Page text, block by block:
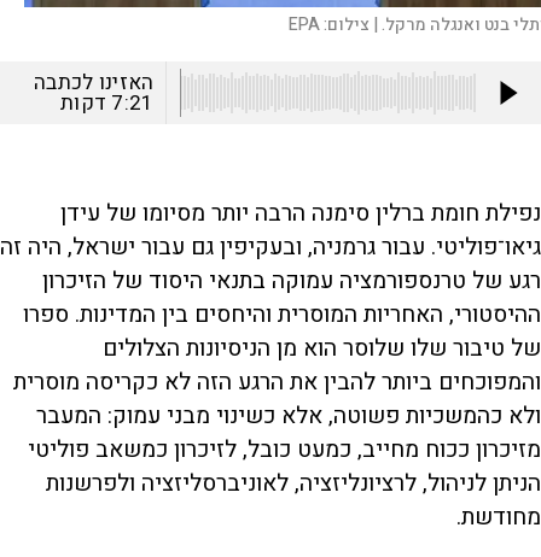
בנט ואנגלה מרקל. | צילום:EPA
האזינו לכתבה
7:21 דקות
נפילת חומת ברלין סימנה הרבה יותר מסיומו של עידן
גיאו־פוליטי. עבור גרמניה, ובעקיפין גם עבור ישראל, היה זה
רגע של טרנספורמציה עמוקה בתנאי היסוד של הזיכרון
ההיסטורי, האחריות המוסרית והיחסים בין המדינות. ספרו
של טיבור שלו שלוסר הוא מן הניסיונות הצלולים
והמפוכחים ביותר להבין את הרגע הזה לא כקריסה מוסרית
ולא כהמשכיות פשוטה, אלא כשינוי מבני עמוק: המעבר
מזיכרון ככוח מחייב, כמעט כובל, לזיכרון כמשאב פוליטי
הניתן לניהול, לרציונליזציה, לאוניברסליזציה ולפרשנות
מחודשת.